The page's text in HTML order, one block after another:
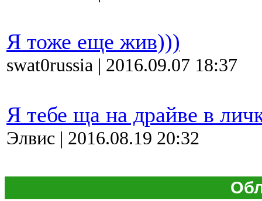
Я тоже еще жив)))
swat0russia | 2016.09.07 18:37
Я тебе ща на драйве в
Элвис | 2016.08.19 20:32